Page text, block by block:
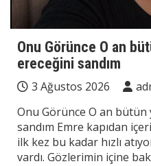
Onu Görünce O an
ereceğini sandım
3 Ağustos 2026
Onu Görünce O an bütün
sandım Emre kapıdan
ilk kez bu kadar hızlı
vardı. Gözlerimin içine